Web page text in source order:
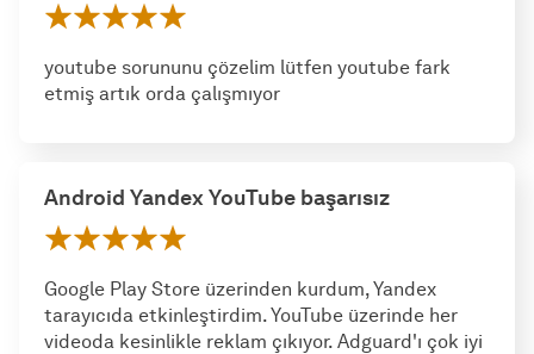
youtube sorununu çözelim lütfen youtube fark
etmiş artık orda çalışmıyor
Android Yandex YouTube başarısız
Google Play Store üzerinden kurdum, Yandex
tarayıcıda etkinleştirdim. YouTube üzerinde her
videoda kesinlikle reklam çıkıyor. Adguard'ı çok iyi